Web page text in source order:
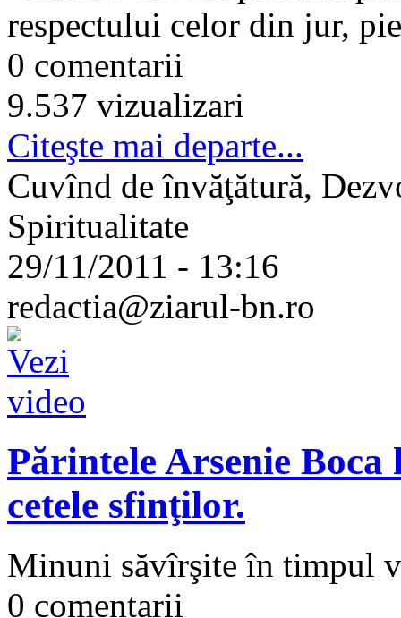
respectului celor din jur,
0 comentarii
9.537 vizualizari
Citeşte mai departe...
Cuvînd de învăţătură,
Spiritualitate
29/11/2011 - 13:16
redactia@ziarul-bn.ro
Părintele Arsenie Boca
cetele sfinţilor.
Minuni săvîrşite în timpul
0 comentarii